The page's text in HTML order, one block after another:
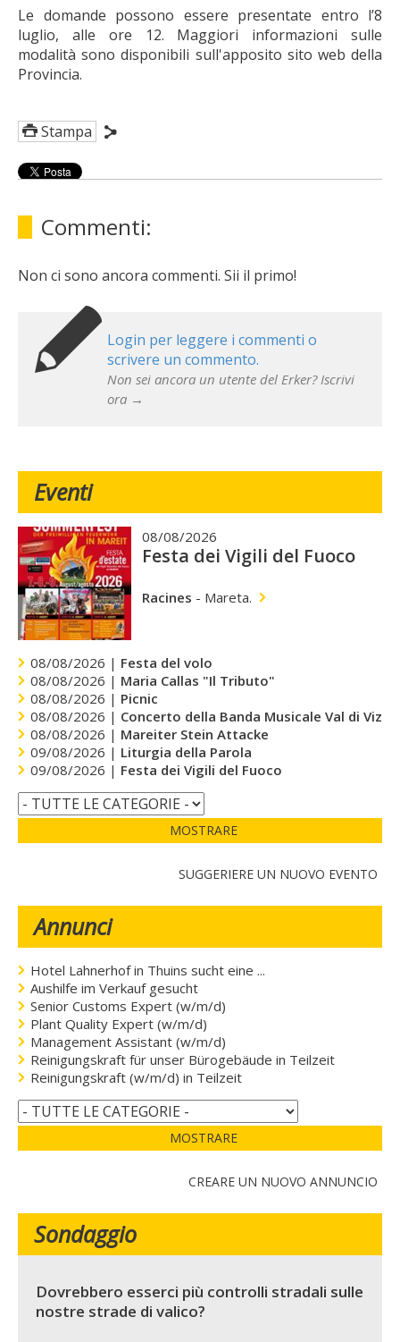
Le domande possono essere presentate entro l’8
luglio, alle ore 12. Maggiori informazioni sulle
modalità sono disponibili sull'apposito sito web della
Provincia.
Stampa
Commenti:
Non ci sono ancora commenti. Sii il primo!
Login per leggere i commenti o
scrivere un commento.
Non sei ancora un utente del Erker? Iscrivi
ora →
Eventi
08/08/2026
Festa dei Vigili del Fuoco
Racines - Mareta.
08/08/2026 | Festa del volo
08/08/2026 | Maria Callas "Il Tributo"
08/08/2026 | Picnic
08/08/2026 | Concerto della Banda Musicale Val di Vizze
08/08/2026 | Mareiter Stein Attacke
09/08/2026 | Liturgia della Parola
09/08/2026 | Festa dei Vigili del Fuoco
MOSTRARE
SUGGERIERE UN NUOVO EVENTO
Annunci
Hotel Lahnerhof in Thuins sucht eine ...
Aushilfe im Verkauf gesucht
Senior Customs Expert (w/m/d)
Plant Quality Expert (w/m/d)
Management Assistant (w/m/d)
Reinigungskraft für unser Bürogebäude in Teilzeit
Reinigungskraft (w/m/d) in Teilzeit
MOSTRARE
CREARE UN NUOVO ANNUNCIO
Sondaggio
Dovrebbero esserci più controlli stradali sulle
nostre strade di valico?